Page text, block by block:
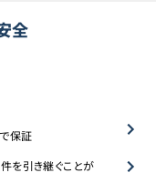
全
保証
を引き継ぐことが